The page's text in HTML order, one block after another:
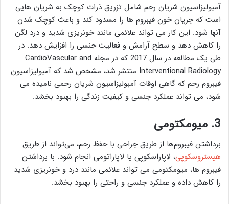
آمبولیزاسیون شریان رحم شامل تزریق ذرات کوچک به شریان هایی
است که جریان خون فیبروم ها را مسدود کند و باعث کوچک شدن
آنها شود. این کار می تواند علائمی مانند خونریزی شدید و درد لگن
را کاهش دهد و سطح آرامش و فعالیت جنسی را افزایش دهد. در
طی یک مطالعه در سال 2017 که در مجله CardioVascular and
Interventional Radiology منتشر شد، مشخص شد که آمبولیزاسیون
فیبروم رحم که گاهی اوقات آمبولیزاسیون شریان رحمی نامیده می
شود، می تواند عملکرد جنسی و کیفیت زندگی را بهبود بخشد.
3. میومکتومی
برداشتن فیبروم‌ها از طریق جراحی با حفظ رحم، می‌تواند از طریق
هیستروسکوپی، لاپاراسکوپی یا لاپاراتومی انجام شود. با برداشتن
فیبروم ها، میومکتومی می تواند علائمی مانند درد و خونریزی شدید
را کاهش داده و عملکرد جنسی و راحتی را بهبود بخشد.